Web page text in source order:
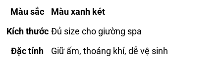
Màu sắc
Màu xanh két
Kích thước Đủ size cho giường spa
Đặc tính
Giữ ấm, thoáng khí, dễ vệ sinh